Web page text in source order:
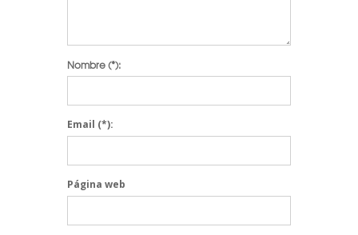
Nombre(*):
Email (*):
Página web